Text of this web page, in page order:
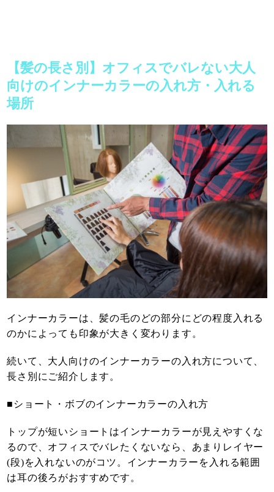
【髪の長さ別】オフィスでバレない大人
向けのインナーカラーの入れ方・入れる
場所
インナーカラーは、髪の毛のどの部分にどの程度入れる
のかによっても印象が大きく変わります。
続いて、大人向けのインナーカラーの入れ方について、
長さ別にご紹介します。
■ショート・ボブのインナーカラーの入れ方
トップが短いショートはインナーカラーが見えやすくな
るので、オフィスでバレたくないなら、あまりレイヤー
(段)を入れないのがコツ。インナーカラーを入れる範囲
は耳の後ろがおすすめです。